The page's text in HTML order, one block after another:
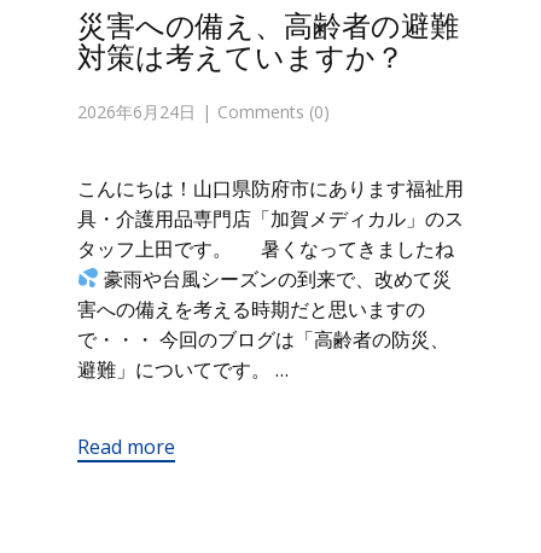
災害への備え、高齢者の避難
対策は考えていますか？
2026年6月24日 Comments (0)
こんにちは！山口県防府市にあります福祉用
具・介護用品専門店「加賀メディカル」のス
タッフ上田です。 暑くなってきましたね
豪雨や台風シーズンの到来で、改めて災
害への備えを考える時期だと思いますの
で・・・ 今回のブログは「高齢者の防災、
避難」についてです。 …
Read more